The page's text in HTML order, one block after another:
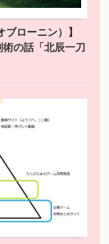
ローニン）】
の話「北辰一刀